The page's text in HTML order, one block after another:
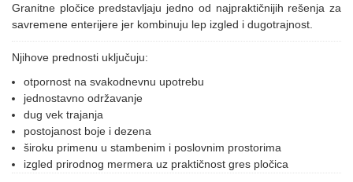
Granitne pločice predstavljaju jedno od najpraktičnijih rešenja za
savremene enterijere jer kombinuju lep izgled i dugotrajnost.
Njihove prednosti uključuju:
otpornost na svakodnevnu upotrebu
jednostavno održavanje
dug vek trajanja
postojanost boje i dezena
široku primenu u stambenim i poslovnim prostorima
izgled prirodnog mermera uz praktičnost gres pločica